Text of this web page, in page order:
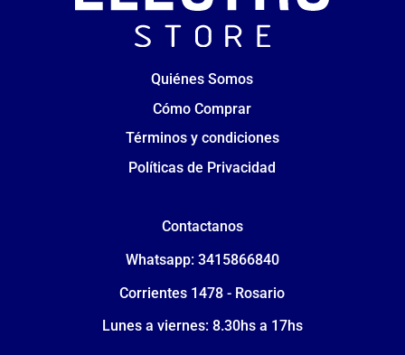
Quiénes Somos
Cómo Comprar
Términos y condiciones
Políticas de Privacidad
Contactanos
Whatsapp: 3415866840
Corrientes 1478 - Rosario
Lunes a viernes: 8.30hs a 17hs